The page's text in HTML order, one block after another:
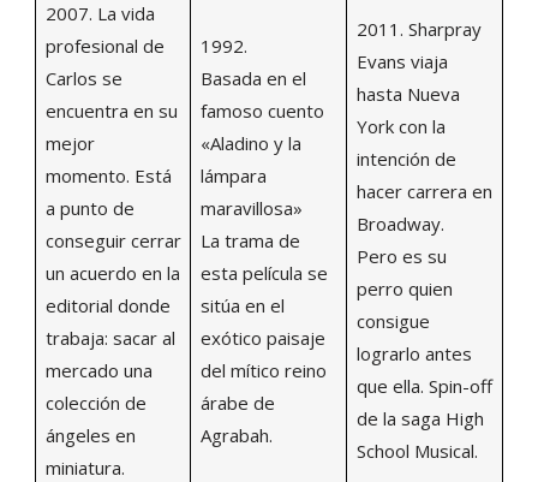
2007. La vida
profesional de
Carlos se
encuentra en su
mejor
momento. Está
a punto de
conseguir cerrar
un acuerdo en la
editorial donde
trabaja: sacar al
mercado una
colección de
ángeles en
miniatura.
1992.
Basada en el
famoso cuento
«Aladino y la
lámpara
maravillosa»
La trama de
esta película se
sitúa en el
exótico paisaje
del mítico reino
árabe de
Agrabah.
2011. Sharpray
Evans viaja
hasta Nueva
York con la
intención de
hacer carrera en
Broadway.
Pero es su
perro quien
consigue
lograrlo antes
que ella. Spin-off
de la saga High
School Musical.